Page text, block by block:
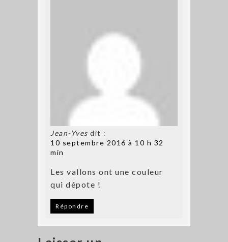
Jean-Yves dit :
10 septembre 2016 à 10 h 32
min
Les vallons ont une couleur
qui dépote !
Répondre